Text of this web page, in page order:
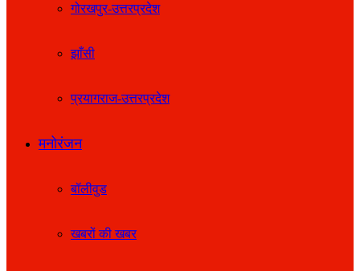
गोरखपुर-उत्तरप्रदेश
झाँसी
प्रयागराज-उत्तरप्रदेश
मनोरंजन
बॉलीवुड
खबरों की खबर